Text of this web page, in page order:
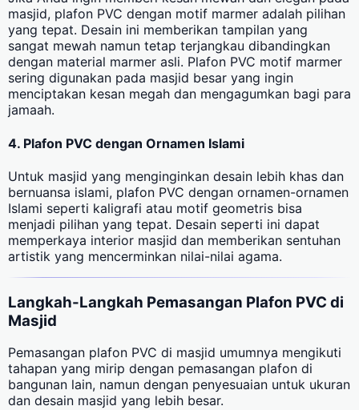
masjid, plafon PVC dengan motif marmer adalah pilihan
yang tepat. Desain ini memberikan tampilan yang
sangat mewah namun tetap terjangkau dibandingkan
dengan material marmer asli. Plafon PVC motif marmer
sering digunakan pada masjid besar yang ingin
menciptakan kesan megah dan mengagumkan bagi para
jamaah.
4. Plafon PVC dengan Ornamen Islami
Untuk masjid yang menginginkan desain lebih khas dan
bernuansa islami, plafon PVC dengan ornamen-ornamen
Islami seperti kaligrafi atau motif geometris bisa
menjadi pilihan yang tepat. Desain seperti ini dapat
memperkaya interior masjid dan memberikan sentuhan
artistik yang mencerminkan nilai-nilai agama.
Langkah-Langkah Pemasangan Plafon PVC di
Masjid
Pemasangan plafon PVC di masjid umumnya mengikuti
tahapan yang mirip dengan pemasangan plafon di
bangunan lain, namun dengan penyesuaian untuk ukuran
dan desain masjid yang lebih besar.